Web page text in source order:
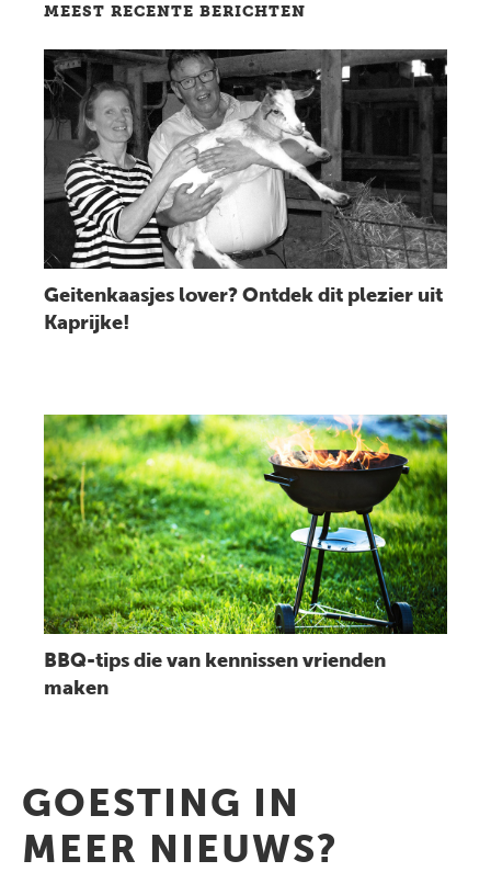
MEEST RECENTE BERICHTEN
Lees bericht
Geitenkaasjes lover? Ontdek dit plezier uit
Kaprijke!
Lees bericht
BBQ-tips die van kennissen vrienden
maken
GOESTING IN
MEER NIEUWS?